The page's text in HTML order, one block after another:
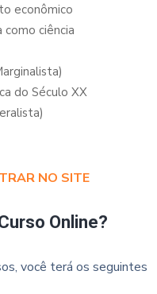
econômico
ciência
do Século XX
NO SITE
Online?
você terá os seguintes